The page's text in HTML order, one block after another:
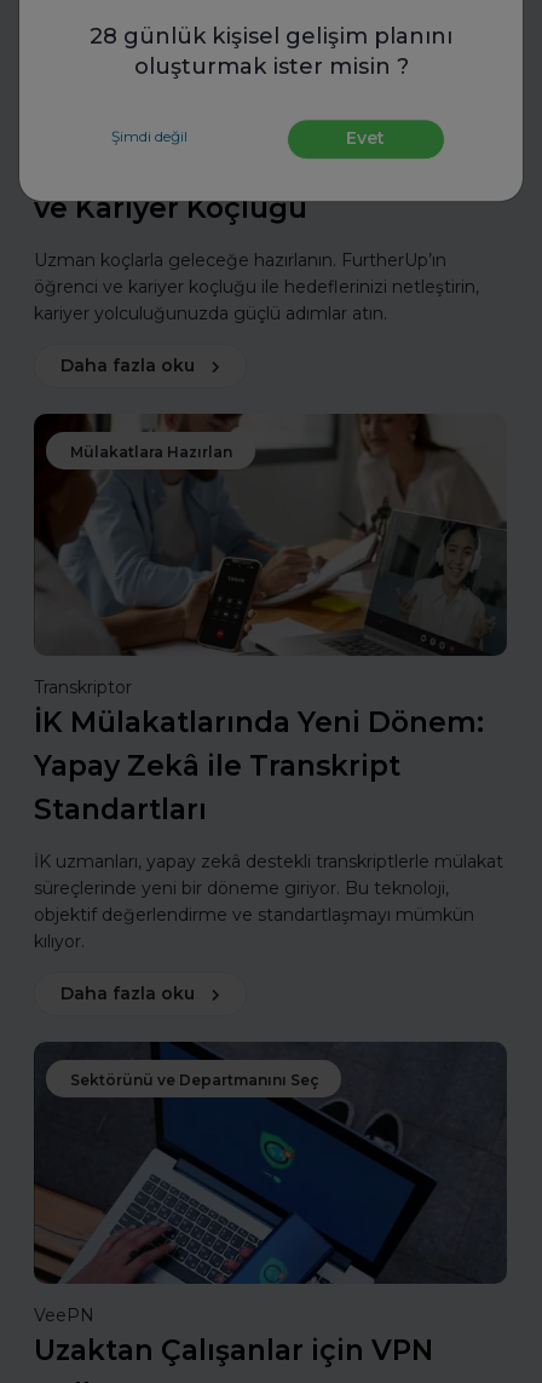
28 günlük kişisel gelişim planını
oluşturmak ister misin ?
Şimdi değil Evet
Uzman Koçlarla Geleceğe
Hazırlık: FurtherUp'tan Öğrenci
ve Kariyer Koçluğu
Uzman koçlarla geleceğe hazırlanın. FurtherUp’ın
öğrenci ve kariyer koçluğu ile hedeflerinizi netleştirin,
kariyer yolculuğunuzda güçlü adımlar atın.
Daha fazla oku
Mülakatlara Hazırlan
Transkriptor
İK Mülakatlarında Yeni Dönem:
Yapay Zekâ ile Transkript
Standartları
İK uzmanları, yapay zekâ destekli transkriptlerle mülakat
süreçlerinde yeni bir döneme giriyor. Bu teknoloji,
objektif değerlendirme ve standartlaşmayı mümkün
kılıyor.
Daha fazla oku
Sektörünü ve Departmanını Seç
VeePN
Uzaktan Çalışanlar için VPN